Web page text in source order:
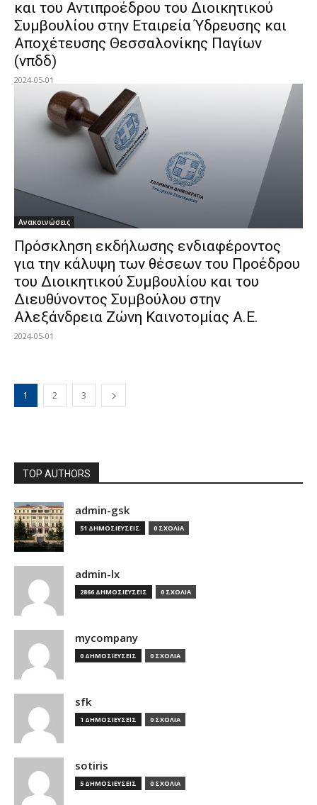
και του Αντιπροέδρου του Διοικητικού
Συμβουλίου στην Εταιρεία Ύδρευσης και
Αποχέτευσης Θεσσαλονίκης Παγίων
(νπδδ)
2024-05-01
Ανακοινώσεις
Πρόσκληση εκδήλωσης ενδιαφέροντος
για την κάλυψη των θέσεων του Προέδρου
του Διοικητικού Συμβουλίου και του
Διευθύνοντος Συμβούλου στην
Αλεξάνδρεια Ζώνη Καινοτομίας Α.Ε.
2024-05-01
1 2 3
TOP AUTHORS
admin-gsk
51 ΔΗΜΟΣΙΕΥΣΕΙΣ 0 ΣΧΟΛΙΑ
admin-lx
2866 ΔΗΜΟΣΙΕΥΣΕΙΣ 0 ΣΧΟΛΙΑ
mycompany
0 ΔΗΜΟΣΙΕΥΣΕΙΣ 0 ΣΧΟΛΙΑ
sfk
1 ΔΗΜΟΣΙΕΥΣΕΙΣ 0 ΣΧΟΛΙΑ
sotiris
5 ΔΗΜΟΣΙΕΥΣΕΙΣ 0 ΣΧΟΛΙΑ